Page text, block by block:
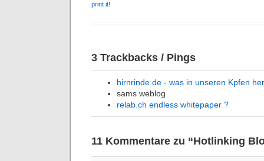
print it!
3 Trackbacks / Pings
hirnrinde.de - was in unseren Kpfen
sams weblog
relab.ch endless whitepaper ?
11 Kommentare zu “Hotlinking